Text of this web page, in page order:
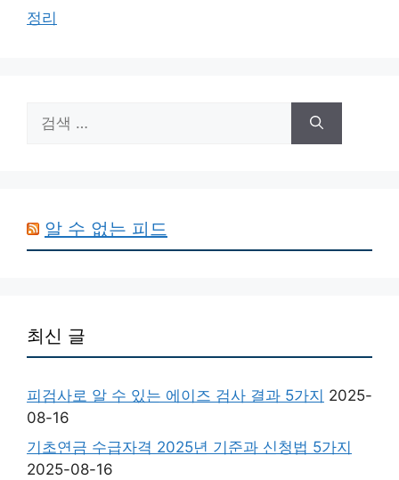
정리
색:
알 수 없는 피드
최신 글
피검사로 알 수 있는 에이즈 검사 결과 5가지 2025-
08-16
기초연금 수급자격 2025년 기준과 신청법 5가지
2025-08-16